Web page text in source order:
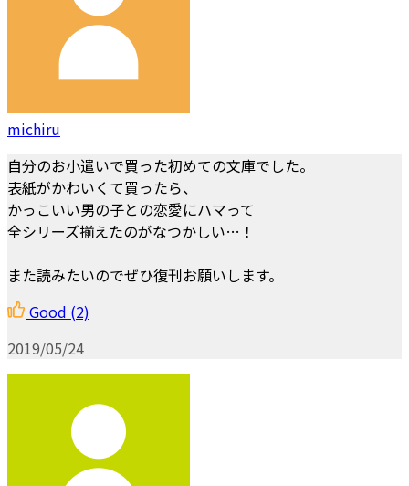
michiru
自分のお小遣いで買った初めての文庫でした。
表紙がかわいくて買ったら、
かっこいい男の子との恋愛にハマって
全シリーズ揃えたのがなつかしい…！
また読みたいのでぜひ復刊お願いします。
Good (2)
2019/05/24